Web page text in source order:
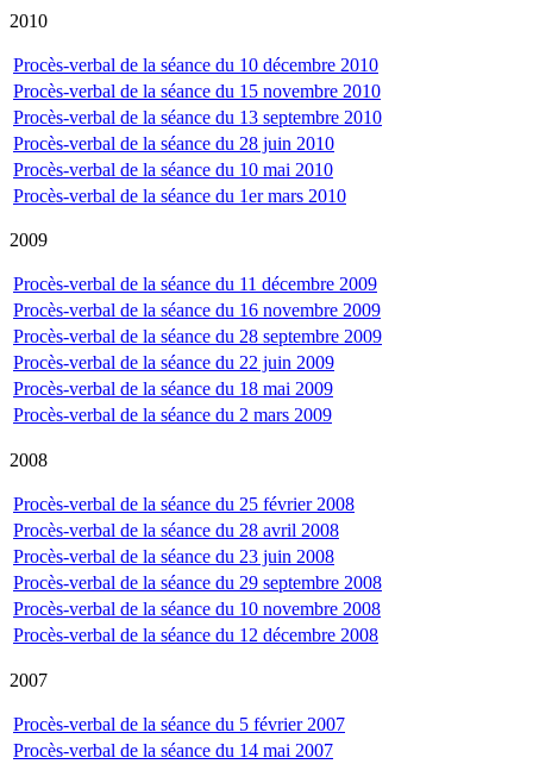
2010
Procès-verbal de la séance du 10 décembre 2010
Procès-verbal de la séance du 15 novembre 2010
Procès-verbal de la séance du 13 septembre 2010
Procès-verbal de la séance du 28 juin 2010
Procès-verbal de la séance du 10 mai 2010
Procès-verbal de la séance du 1er mars 2010
2009
Procès-verbal de la séance du 11 décembre 2009
Procès-verbal de la séance du 16 novembre 2009
Procès-verbal de la séance du 28 septembre 2009
Procès-verbal de la séance du 22 juin 2009
Procès-verbal de la séance du 18 mai 2009
Procès-verbal de la séance du 2 mars 2009
2008
Procès-verbal de la séance du 25 février 2008
Procès-verbal de la séance du 28 avril 2008
Procès-verbal de la séance du 23 juin 2008
Procès-verbal de la séance du 29 septembre 2008
Procès-verbal de la séance du 10 novembre 2008
Procès-verbal de la séance du 12 décembre 2008
2007
Procès-verbal de la séance du 5 février 2007
Procès-verbal de la séance du 14 mai 2007